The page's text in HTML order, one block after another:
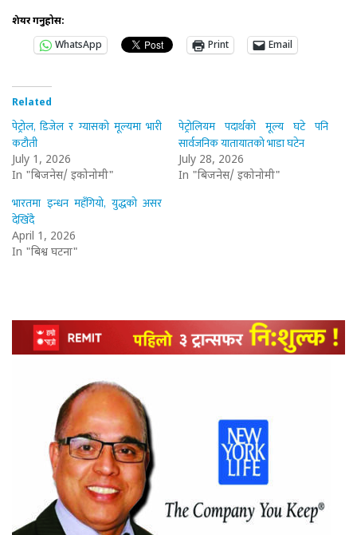
शेयर गर्नुहोस:
WhatsApp
Print Email
Related
पेट्रोल, डिजेल र ग्यासको मूल्यमा भारी
कटौती
July 1, 2026
In "बिजनेस/ इकोनोमी"
पेट्रोलियम पदार्थको मूल्य घटे पनि
सार्वजनिक यातायातको भाडा घटेन
July 28, 2026
In "बिजनेस/ इकोनोमी"
भारतमा इन्धन महँगियो, युद्धको असर
देखिँदै
April 1, 2026
In "बिश्व घटना"